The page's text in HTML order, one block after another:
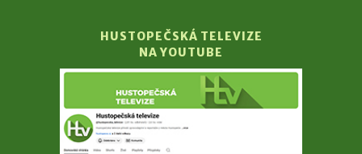
HUSTOPEČSKÁ TELEVIZE
NA YOUTUBE